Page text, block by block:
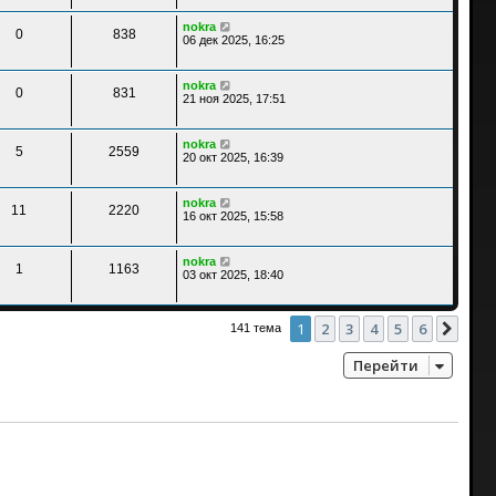
0 838
nokra
06 дек 2025, 16:25
0 831
nokra
21 ноя 2025, 17:51
5 2559
nokra
20 окт 2025, 16:39
11 2220
nokra
16 окт 2025, 15:58
1 1163
nokra
03 окт 2025, 18:40
141 тема 1 2 3 4 5 6
Перейти